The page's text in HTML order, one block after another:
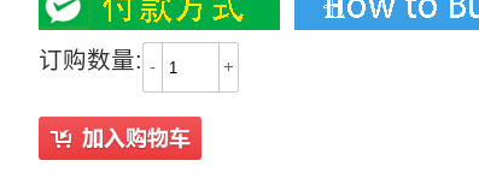
订购数量: - +